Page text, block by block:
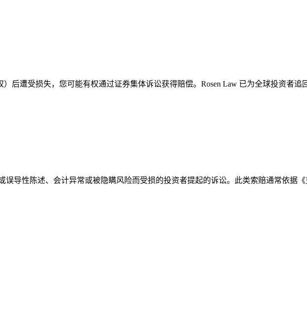
后遭受损失，您可能有权通过证券集体诉讼获得赔偿。Rosen Law 已为全球投资者追
导性陈述、会计异常或被隐瞒风险而受损的投资者提起的诉讼。此类索赔通常依据《